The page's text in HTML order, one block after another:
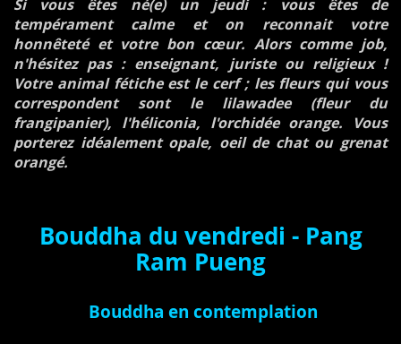
Si vous êtes né(e) un jeudi : vous êtes de
tempérament calme et on reconnait votre
honnêteté et votre bon cœur. Alors comme job,
n'hésitez pas : enseignant, juriste ou religieux !
Votre animal fétiche est le cerf ; les fleurs qui vous
correspondent sont le lilawadee (fleur du
frangipanier), l'héliconia, l'orchidée orange. Vous
porterez idéalement opale, oeil de chat ou grenat
orangé.
Bouddha du vendredi - Pang
Ram Pueng
Bouddha en contemplation